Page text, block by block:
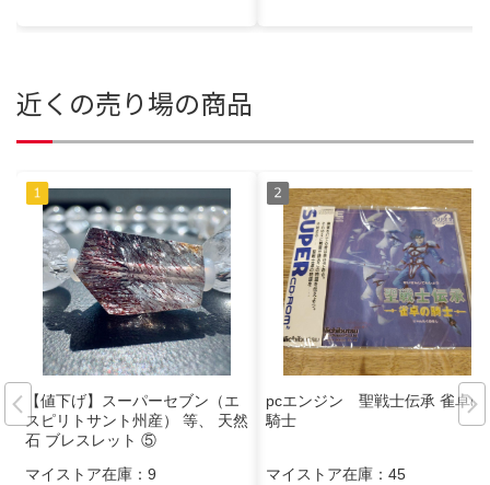
近くの売り場の商品
【値下げ】スーパーセブン（エ
スピリトサント州産） 等、 天然
石 ブレスレット ⑤
マイストア在庫： 9
pcエンジン 聖戦士伝承 雀卓の
騎士
マイストア在庫： 45